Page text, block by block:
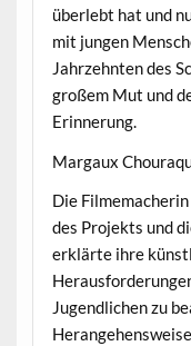
überlebt hat und
mit jungen
Jahrzehnten des
großem Mut und
Erinnerung.
Margaux
Die
des Projekts und
erklärte ihre
Jugendlichen zu